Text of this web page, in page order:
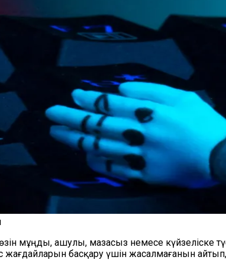
мұңды, ашулы, мазасыз немесе күйзеліске
басқару үшін жасалмағанын